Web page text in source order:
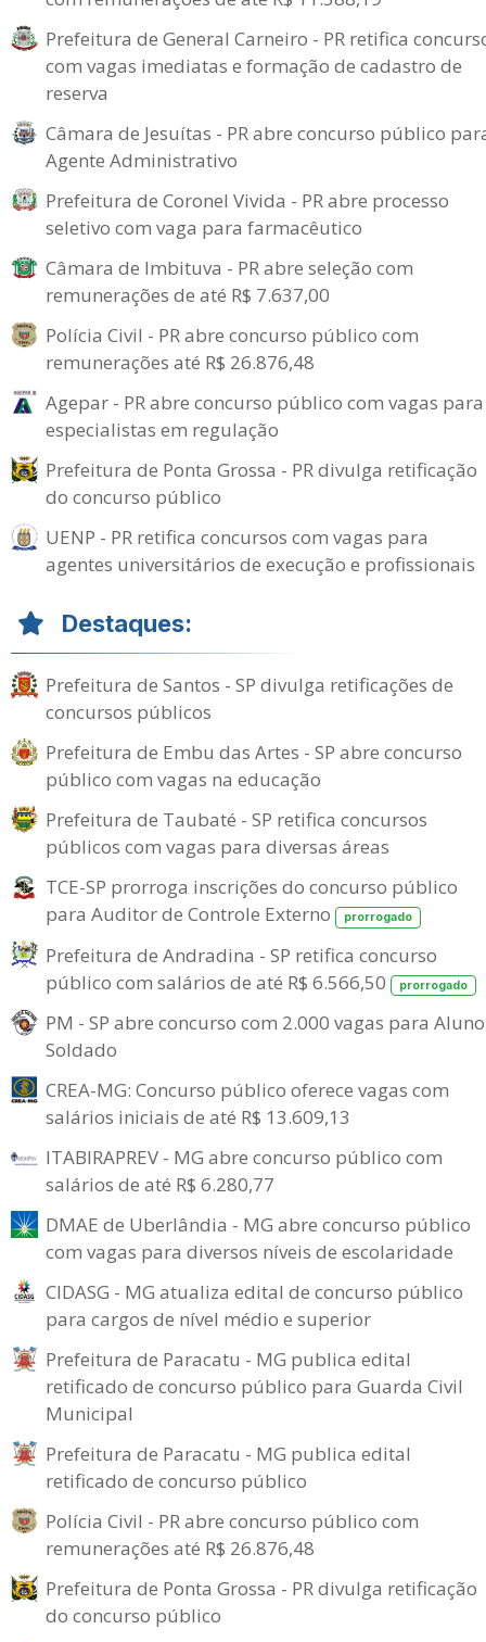
Prefeitura de General Carneiro - PR retifica
com vagas imediatas e formação de cadastro de
reserva
Câmara de Jesuítas - PR abre concurso público
Agente Administrativo
Prefeitura de Coronel Vivida - PR abre processo
seletivo com vaga para farmacêutico
Câmara de Imbituva - PR abre seleção com
remunerações de até R$ 7.637,00
Polícia Civil - PR abre concurso público com
remunerações até R$ 26.876,48
Agepar - PR abre concurso público com vagas para
especialistas em regulação
Prefeitura de Ponta Grossa - PR divulga retificação
do concurso público
UENP - PR retifica concursos com vagas para
agentes universitários de execução e profissionais
Destaques:
Prefeitura de Santos - SP divulga retificações de
concursos públicos
Prefeitura de Embu das Artes - SP abre concurso
público com vagas na educação
Prefeitura de Taubaté - SP retifica concursos
públicos com vagas para diversas áreas
TCE-SP prorroga inscrições do concurso público
para Auditor de Controle Externo
prorrogado
Prefeitura de Andradina - SP retifica concurso
público com salários de até R$ 6.566,50
prorrogado
PM - SP abre concurso com 2.000 vagas para
Soldado
CREA-MG: Concurso público oferece vagas com
salários iniciais de até R$ 13.609,13
ITABIRAPREV - MG abre concurso público com
salários de até R$ 6.280,77
DMAE de Uberlândia - MG abre concurso público
com vagas para diversos níveis de escolaridade
CIDASG - MG atualiza edital de concurso público
para cargos de nível médio e superior
Prefeitura de Paracatu - MG publica edital
retificado de concurso público para Guarda Civil
Municipal
Prefeitura de Paracatu - MG publica edital
retificado de concurso público
Polícia Civil - PR abre concurso público com
remunerações até R$ 26.876,48
Prefeitura de Ponta Grossa - PR divulga retificação
do concurso público